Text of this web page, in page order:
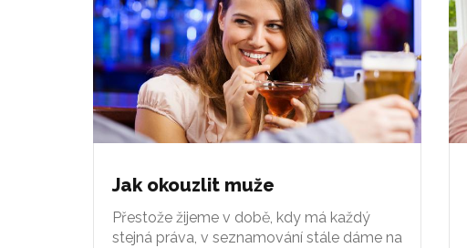
Jak okouzlit muže
Přestože žijeme v době, kdy má každý
stejná práva, v seznamování stále dáme na